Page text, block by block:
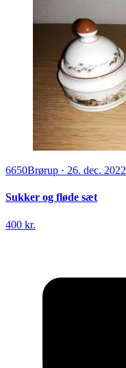
6650Brørup · 26. dec. 2022
Sukker og fløde sæt
400 kr.